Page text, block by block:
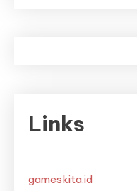
Links
gameskita.id